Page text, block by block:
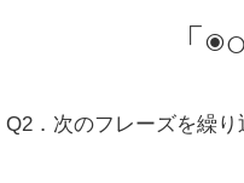
「
Q2．次のフレーズを繰り